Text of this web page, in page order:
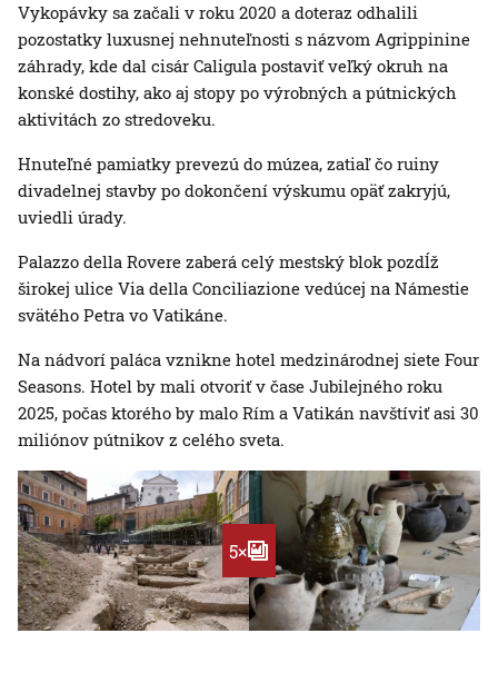
Vykopávky sa začali v roku 2020 a doteraz odhalili
pozostatky luxusnej nehnuteľnosti s názvom Agrippinine
záhrady, kde dal cisár Caligula postaviť veľký okruh na
konské dostihy, ako aj stopy po výrobných a pútnických
aktivitách zo stredoveku.
Hnuteľné pamiatky prevezú do múzea, zatiaľ čo ruiny
divadelnej stavby po dokončení výskumu opäť zakryjú,
uviedli úrady.
Palazzo della Rovere zaberá celý mestský blok pozdĺž
širokej ulice Via della Conciliazione vedúcej na Námestie
svätého Petra vo Vatikáne.
Na nádvorí paláca vznikne hotel medzinárodnej siete Four
Seasons. Hotel by mali otvoriť v čase Jubilejného roku
2025, počas ktorého by malo Rím a Vatikán navštíviť asi 30
miliónov pútnikov z celého sveta.
5×